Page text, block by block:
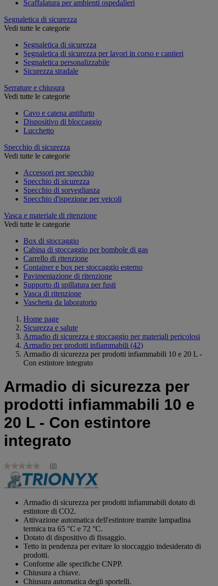
Scaffalatura per ambienti ospedalieri
Segnaletica di sicurezza
Vedi tutte le categorie
Segnaletica di sicurezza
Segnaletica di sicurezza per lavori in corso e cantieri
Segnaletica personalizzabile
Sicurezza stradale
Serrature e chiusura
Vedi tutte le categorie
Cavo e catena antifurto
Dispositivo di bloccaggio
Lucchetto
Specchio di sicurezza
Vedi tutte le categorie
Accessori per specchio
Specchio di sicurezza
Specchio di sorveglianza
Specchio d'ispezione per veicoli
Vasca e materiale di ritenzione
Vedi tutte le categorie
Box di stoccaggio
Cabina di stoccaggio per bombole di gas
Carrello di ritenzione
Container e box per stoccaggio esterno
Pavimentazione di ritenzione
Supporto di spillatura per fusti
Vasca di ritenzione
Vaschetta da laboratorio
Home page
Sicurezza e salute
Armadio di sicurezza e stoccaggio per materiali pericolosi
Armadio per prodotti infiammabili (42)
Armadio di sicurezza per prodotti infiammabili 10 e 20 L -
Con estintore integrato
Armadio di sicurezza per
prodotti infiammabili 10 e
20 L - Con estintore
integrato
Nessuna
valutazione
Stesso
pagina.
(0)
Armadio di sicurezza per prodotti infiammabili dotato di
estintore di CO2.
Attivazione automatica dell'estintore tramite lampadina
termica tra 65 °C e 72 °C.
Dotato di dispositivo di fissaggio.
Tetto in pendenza per evitare lo stoccaggio indesiderato di
prodotti.
Conforme alle specifiche CNPP.
Chiusura a chiave.
Chiusura automatica degli sportelli.